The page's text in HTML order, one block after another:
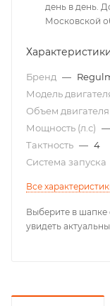
день в день.
Московской
Бренд —
Модель
Объем двигателя
Мощность (л.с) —
Тактность — 4
Система запуска
Все
Выберите в шапке
увидеть